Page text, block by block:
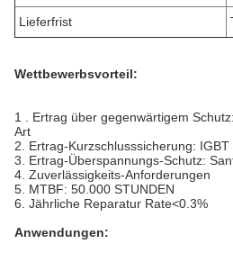
Lieferfrist
Wettbewerbsvorteil:
1 . Ertrag über gegenwärtigem
Art
2. Ertrag-Kurzschlusssicherung: IGBT
3. Ertrag-Überspannungs-Schutz:
4. Zuverlässigkeits-Anforderungen
5. MTBF: 50.000 STUNDEN
6. Jährliche Reparatur Rate<0.3%
Anwendungen: